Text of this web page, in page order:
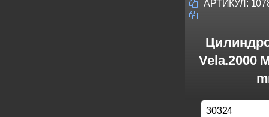
АРТИКУЛ:
Vela.2000
30324